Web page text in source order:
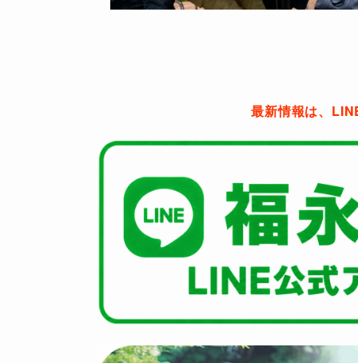
最新情報は、